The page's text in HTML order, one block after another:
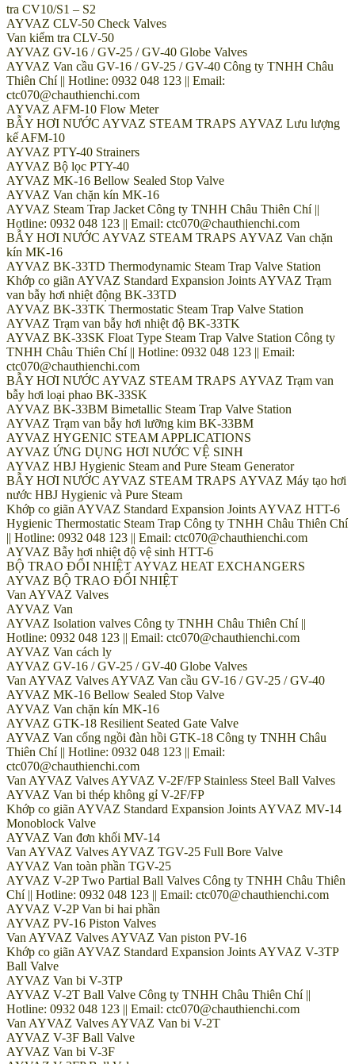
tra CV10/S1 – S2
AYVAZ CLV-50 Check Valves
Van kiểm tra CLV-50
AYVAZ GV-16 / GV-25 / GV-40 Globe Valves
AYVAZ Van cầu GV-16 / GV-25 / GV-40 Công ty TNHH Châu
Thiên Chí || Hotline: 0932 048 123 || Email:
ctc070@chauthienchi.com
AYVAZ AFM-10 Flow Meter
BẪY HƠI NƯỚC AYVAZ STEAM TRAPS AYVAZ Lưu lượng
kế AFM-10
AYVAZ PTY-40 Strainers
AYVAZ Bộ lọc PTY-40
AYVAZ MK-16 Bellow Sealed Stop Valve
AYVAZ Van chặn kín MK-16
AYVAZ Steam Trap Jacket Công ty TNHH Châu Thiên Chí ||
Hotline: 0932 048 123 || Email: ctc070@chauthienchi.com
BẪY HƠI NƯỚC AYVAZ STEAM TRAPS AYVAZ Van chặn
kín MK-16
AYVAZ BK-33TD Thermodynamic Steam Trap Valve Station
Khớp co giãn AYVAZ Standard Expansion Joints AYVAZ Trạm
van bẫy hơi nhiệt động BK-33TD
AYVAZ BK-33TK Thermostatic Steam Trap Valve Station
AYVAZ Trạm van bẫy hơi nhiệt độ BK-33TK
AYVAZ BK-33SK Float Type Steam Trap Valve Station Công ty
TNHH Châu Thiên Chí || Hotline: 0932 048 123 || Email:
ctc070@chauthienchi.com
BẪY HƠI NƯỚC AYVAZ STEAM TRAPS AYVAZ Trạm van
bẫy hơi loại phao BK-33SK
AYVAZ BK-33BM Bimetallic Steam Trap Valve Station
AYVAZ Trạm van bẫy hơi lưỡng kim BK-33BM
AYVAZ HYGENIC STEAM APPLICATIONS
AYVAZ ỨNG DỤNG HƠI NƯỚC VỆ SINH
AYVAZ HBJ Hygienic Steam and Pure Steam Generator
BẪY HƠI NƯỚC AYVAZ STEAM TRAPS AYVAZ Máy tạo hơi
nước HBJ Hygienic và Pure Steam
Khớp co giãn AYVAZ Standard Expansion Joints AYVAZ HTT-6
Hygienic Thermostatic Steam Trap Công ty TNHH Châu Thiên Chí
|| Hotline: 0932 048 123 || Email: ctc070@chauthienchi.com
AYVAZ Bẫy hơi nhiệt độ vệ sinh HTT-6
BỘ TRAO ĐỔI NHIỆT AYVAZ HEAT EXCHANGERS
AYVAZ BỘ TRAO ĐỔI NHIỆT
Van AYVAZ Valves
AYVAZ Van
AYVAZ Isolation valves Công ty TNHH Châu Thiên Chí ||
Hotline: 0932 048 123 || Email: ctc070@chauthienchi.com
AYVAZ Van cách ly
AYVAZ GV-16 / GV-25 / GV-40 Globe Valves
Van AYVAZ Valves AYVAZ Van cầu GV-16 / GV-25 / GV-40
AYVAZ MK-16 Bellow Sealed Stop Valve
AYVAZ Van chặn kín MK-16
AYVAZ GTK-18 Resilient Seated Gate Valve
AYVAZ Van cổng ngồi đàn hồi GTK-18 Công ty TNHH Châu
Thiên Chí || Hotline: 0932 048 123 || Email:
ctc070@chauthienchi.com
Van AYVAZ Valves AYVAZ V-2F/FP Stainless Steel Ball Valves
AYVAZ Van bi thép không gỉ V-2F/FP
Khớp co giãn AYVAZ Standard Expansion Joints AYVAZ MV-14
Monoblock Valve
AYVAZ Van đơn khối MV-14
Van AYVAZ Valves AYVAZ TGV-25 Full Bore Valve
AYVAZ Van toàn phần TGV-25
AYVAZ V-2P Two Partial Ball Valves Công ty TNHH Châu Thiên
Chí || Hotline: 0932 048 123 || Email: ctc070@chauthienchi.com
AYVAZ V-2P Van bi hai phần
AYVAZ PV-16 Piston Valves
Van AYVAZ Valves AYVAZ Van piston PV-16
Khớp co giãn AYVAZ Standard Expansion Joints AYVAZ V-3TP
Ball Valve
AYVAZ Van bi V-3TP
AYVAZ V-2T Ball Valve Công ty TNHH Châu Thiên Chí ||
Hotline: 0932 048 123 || Email: ctc070@chauthienchi.com
Van AYVAZ Valves AYVAZ Van bi V-2T
AYVAZ V-3F Ball Valve
AYVAZ Van bi V-3F